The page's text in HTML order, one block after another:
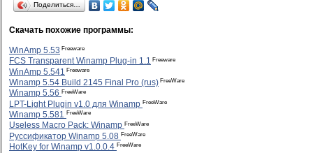
Поделиться…
Скачать похожие программы:
WinAmp 5.53 Freeware
FCS Transparent Winamp Plug-in 1.1 Freeware
WinAmp 5.541 Freeware
Winamp 5.54 Build 2145 Final Pro (rus) FreeWare
Winamp 5.56 FreeWare
LPT-Light Plugin v1.0 для Winamp FreeWare
Winamp 5.581 FreeWare
Useless Macro Pack: Winamp FreeWare
Руссификатор Winamp 5.08 FreeWare
HotKey for Winamp v1.0.0.4 FreeWare